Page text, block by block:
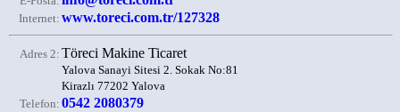
Internet: www.toreci.com.tr/127328
Adres 2: Töreci Makine Ticaret
Yalova Sanayi Sitesi 2. Sokak No:81
Kirazlı 77202 Yalova
Telefon: 0542 2080379